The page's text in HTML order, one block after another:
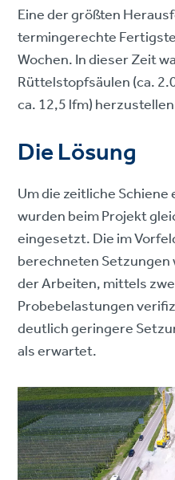
Eine der größten
termingerechte
Wochen. In dieser Zeit
Rüttelstopfsäulen (ca.
ca. 12,5 lfm)
Die Lösung
Um die zeitliche
wurden beim Projekt
eingesetzt. Die im
berechneten
der Arbeiten, mittels
Probebelastungen
deutlich geringere
als erwartet.